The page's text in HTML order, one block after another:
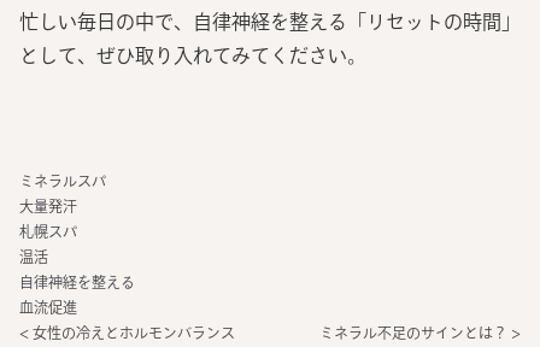
忙しい毎日の中で、自律神経を整える「リセットの時間」
として、ぜひ取り入れてみてください。
ミネラルスパ
大量発汗
札幌スパ
温活
自律神経を整える
血流促進
< 女性の冷えとホルモンバランス ミネラル不足のサインとは？ >